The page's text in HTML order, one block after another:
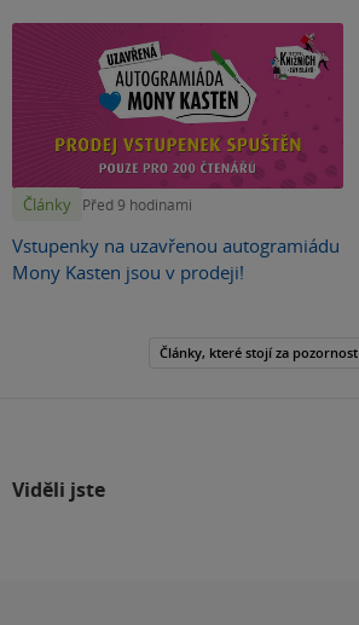
Články Před 9 hodinami
Vstupenky na uzavřenou autogramiádu
Mony Kasten jsou v prodeji!
Články, které stojí za pozornost
Viděli jste